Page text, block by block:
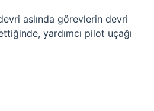
aslında görevlerin devri
yardımcı pilot uçağı